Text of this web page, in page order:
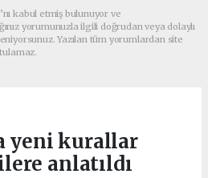
kabul etmiş bulunuyor ve
yorumunuzla ilgili doğrudan veya dolaylı
Yazılan tüm yorumlardan site
yeni kurallar
anlatıldı